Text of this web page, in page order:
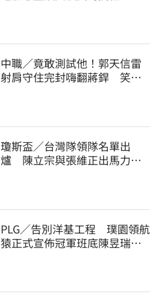
中職／竟敢測試他！郭天信雷
射肩守住完封嗨翻蔣銲 笑談
瓊斯盃／台灣隊領隊名單出
爐 陳立宗與張維正出馬力挺
PLG／告別洋基工程 璞園領航
猿正式宣佈冠軍班底陳昱瑞下